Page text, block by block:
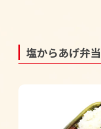
塩からあげ弁当